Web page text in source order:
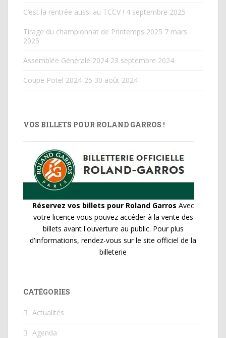
C’est la rentrée aussi au TCCV ! 4 septembre 2025
Tirage du championnat de Printemps 2025 7 mars
2025
Assemblée Générale 2024 23 septembre 2024
Coupe Potel 2024-25 30 août 2024
VOS BILLETS POUR ROLAND GARROS !
Réservez vos billets pour Roland Garros Avec
votre licence vous pouvez accéder à la vente des
billets avant l'ouverture au public. Pour plus
d'informations, rendez-vous sur le site officiel de la
billeterie
CATÉGORIES
Actualités
Agenda